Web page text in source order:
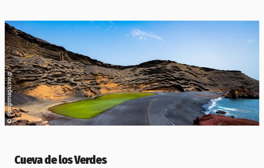
©
designmagazine.gr
Cueva de los Verdes